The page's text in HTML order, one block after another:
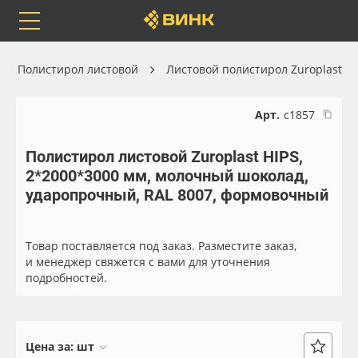
Каталог
Orafol
Бренды
Доставка
Весь каталог
Рулонные материалы
Самоклеящиеся плёнки
Листовые материалы
Полистирол листовой Листовой полистирол Zuroplast
Арт. с1857
Полистирол листовой Zuroplast HIPS,
2*2000*3000 мм, молочный шоколад,
ударопрочный, RAL 8007, формовочный
Товар поставляется под заказ. Разместите заказ,
и менеджер свяжется с вами для уточнения
подробностей.
Цена за: шт